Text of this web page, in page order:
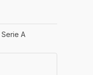
Serie A